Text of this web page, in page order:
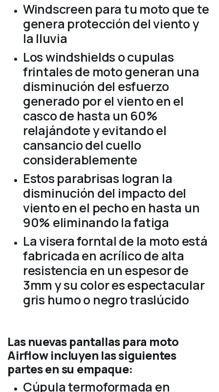
Windscreen para tu moto que te
genera protección del viento y
la lluvia
Los windshields o cupulas
frintales de moto generan una
disminución del esfuerzo
generado por el viento en el
casco de hasta un 60%
relajándote y evitando el
cansancio del cuello
considerablemente
Estos parabrisas logran la
disminución del impacto del
viento en el pecho en hasta un
90% eliminando la fatiga
La visera forntal de la moto está
fabricada en acrílico de alta
resistencia en un espesor de
3mm y su color es espectacular
gris humo o negro traslúcido
Las nuevas pantallas para moto
Airflow incluyen las siguientes
partes en su empaque:
Cúpula termoformada en